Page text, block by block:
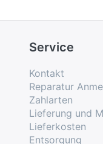
Service
Kontakt
Reparatur
Zahlarten
Lieferung und
Lieferkosten
Entsorgung